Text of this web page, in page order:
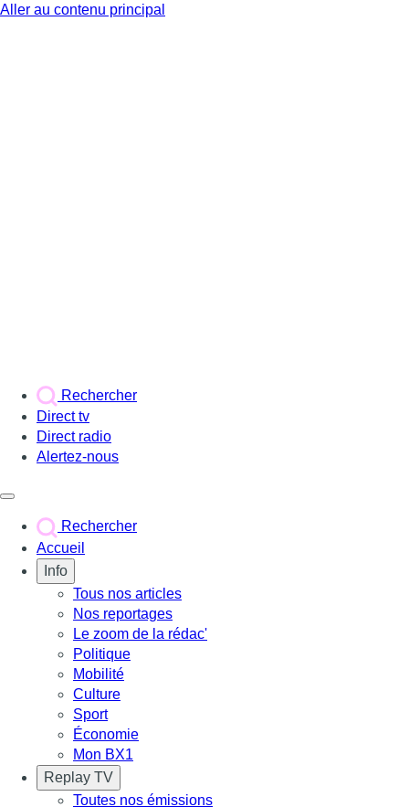
Aller au contenu principal
Rechercher
Direct tv
Direct radio
Alertez-nous
Rechercher
Accueil
Info
Tous nos articles
Nos reportages
Le zoom de la rédac'
Politique
Mobilité
Culture
Sport
Économie
Mon BX1
Replay TV
Toutes nos émissions